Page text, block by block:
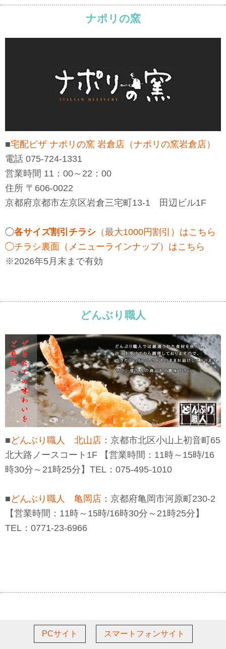
ナポリの窯
■宅配ピザ ナポリの窯 岩倉店（ナポリの窯岩倉店）
電話 075-724-1331
営業時間 11：00～22：00
住所 〒606-0022
京都府京都市左京区岩倉三宅町13-1 田辺ビル1F
◯各サイズ割引チラシ （最大1000円割引）はこちら
◯チラシ裏面（メニューラインナップ）はこちら
※2026年5月末まで有効
どんぶり職人
■どんぶり職人 北山店 ：京都市北区小山上初音町65
北大路ノースコート1F 【営業時間：11時～15時/16
時30分～21時25分】TEL：075-495-1010
■どんぶり職人 亀岡店 ：京都府亀岡市河原町230-2
【営業時間：11時～15時/16時30分～21時25分】
TEL：0771-23-6966
PCサイト スマートフォンサイト